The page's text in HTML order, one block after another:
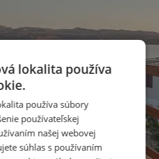
lokalita používa
používa súbory
používateľskej
našej webovej
súhlas s používaním